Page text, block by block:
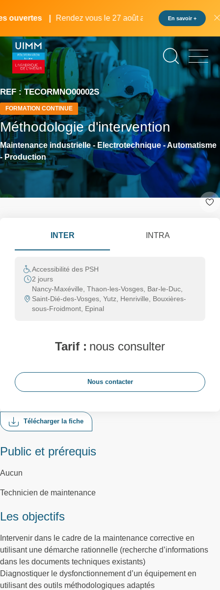
au
principal
Rendez vous le 27 août au pôle formation UIMM
En savoir +
REF : TECORMNO00002S
FORMATION CONTINUE
Méthodologie d'intervention
Maintenance industrielle - Electrotechnique - Automatisme
- Production
Télécharger la fiche
Public et prérequis
Aucun
Technicien de maintenance
Les objectifs
Intervenir dans le cadre de la maintenance corrective en
utilisant une démarche rationnelle (recherche d’informations
dans les documents techniques existants)
Diagnostiquer le dysfonctionnement d’un équipement en
utilisant des outils méthodologiques adaptés
INTER INTRA
Accessibilité des PSH
2 jours
Nancy-Maxéville, Thaon-les-Vosges, Bar-le-Duc,
Saint-Dié-des-Vosges, Yutz, Henriville, Bouxières-
sous-Froidmont, Epinal
Tarif : nous consulter
Nous contacter